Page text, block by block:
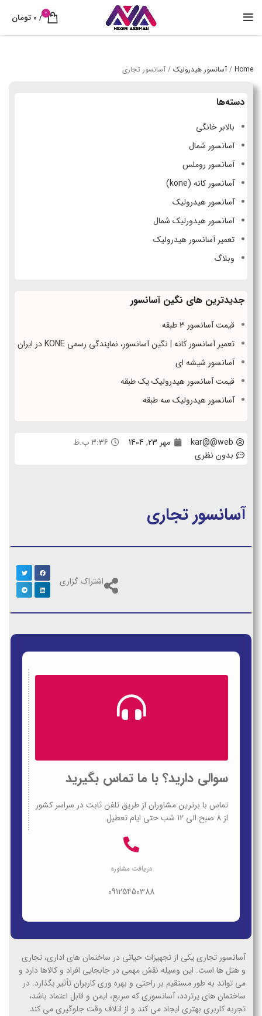
0
/
0 تومان
Home
/ آسانسور هیدرولیک / آسانسور تجاری
دسته‌ها
بالابر خانگی
آسانسور شمال
آسانسور روملس
آسانسور کانه (kone)
آسانسور هیدرولیک
آسانسور هیدورلیک شمال
تعمیر آسانسور هیدرولیک
وبلاگ
جدیدترین های نگین آسانسور
قیمت آسانسور 3 طبقه
تعمیر آسانسور کانه | نگین آسانسور، نمایندگی رسمی KONE در ایران
آسانسور شیشه ای
قیمت آسانسور هیدرولیک یک طبقه
آسانسور هیدرولیک سه طبقه
kar@@web مهر 23, 1404
3:36 ب.ظ
بدون نظری
آسانسور تجاری
اشتراک گزاری
سوالی دارید؟ با ما تماس بگیرید
تماس با برترین مشاوران از طریق تلفن ثابت در سراسر کشور
از 8 صبح الی 12 شب حتی ایام تعطیل
دریافت مشاوره
09125450388
آسانسور تجاری یکی از تجهیزات حیاتی در ساختمان های اداری، تجاری
و هتل ها است. این وسیله نقش مهمی در جابجایی افراد و کالاها دارد و
می تواند به طور مستقیم بر راحتی و بهره وری کاربران تأثیر بگذارد. در
ساختمان های پرتردد، آسانسوری که سریع، ایمن و قابل اعتماد باشد،
تجربه کاربری بهتری ایجاد می کند و از اتلاف وقت جلوگیری می کند.